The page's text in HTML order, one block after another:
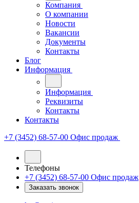
Компания
О компании
Новости
Вакансии
Документы
Контакты
Блог
Информация
Информация
Реквизиты
Контакты
Контакты
+7 (3452) 68-57-00 Офис продаж
Телефоны
+7 (3452) 68-57-00 Офис продаж
Заказать звонок